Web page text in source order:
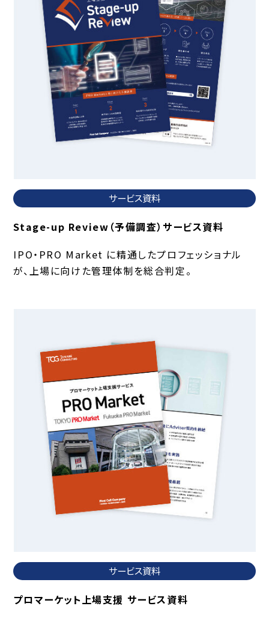
サービス資料
Stage-up Review（予備調査）サービス資料
IPO・PRO Market に精通したプロフェッショナル
が、上場に向けた管理体制を総合判定。
サービス資料
プロマーケット上場支援 サービス資料